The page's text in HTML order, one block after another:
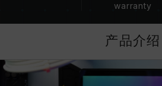
warranty
产品介绍